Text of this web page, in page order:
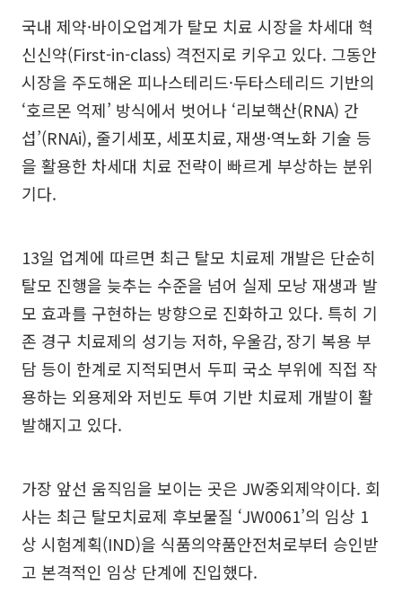
국내 제약·바이오업계가 탈모 치료 시장을 차세대 혁
신신약(First-in-class) 격전지로 키우고 있다. 그동안
시장을 주도해온 피나스테리드·두타스테리드 기반의
‘호르몬 억제’ 방식에서 벗어나 ‘리보핵산(RNA) 간
섭’(RNAi), 줄기세포, 세포치료, 재생·역노화 기술 등
을 활용한 차세대 치료 전략이 빠르게 부상하는 분위
기다.
13일 업계에 따르면 최근 탈모 치료제 개발은 단순히
탈모 진행을 늦추는 수준을 넘어 실제 모낭 재생과 발
모 효과를 구현하는 방향으로 진화하고 있다. 특히 기
존 경구 치료제의 성기능 저하, 우울감, 장기 복용 부
담 등이 한계로 지적되면서 두피 국소 부위에 직접 작
용하는 외용제와 저빈도 투여 기반 치료제 개발이 활
발해지고 있다.
가장 앞선 움직임을 보이는 곳은 JW중외제약이다. 회
사는 최근 탈모치료제 후보물질 ‘JW0061’의 임상 1
상 시험계획(IND)을 식품의약품안전처로부터 승인받
고 본격적인 임상 단계에 진입했다.